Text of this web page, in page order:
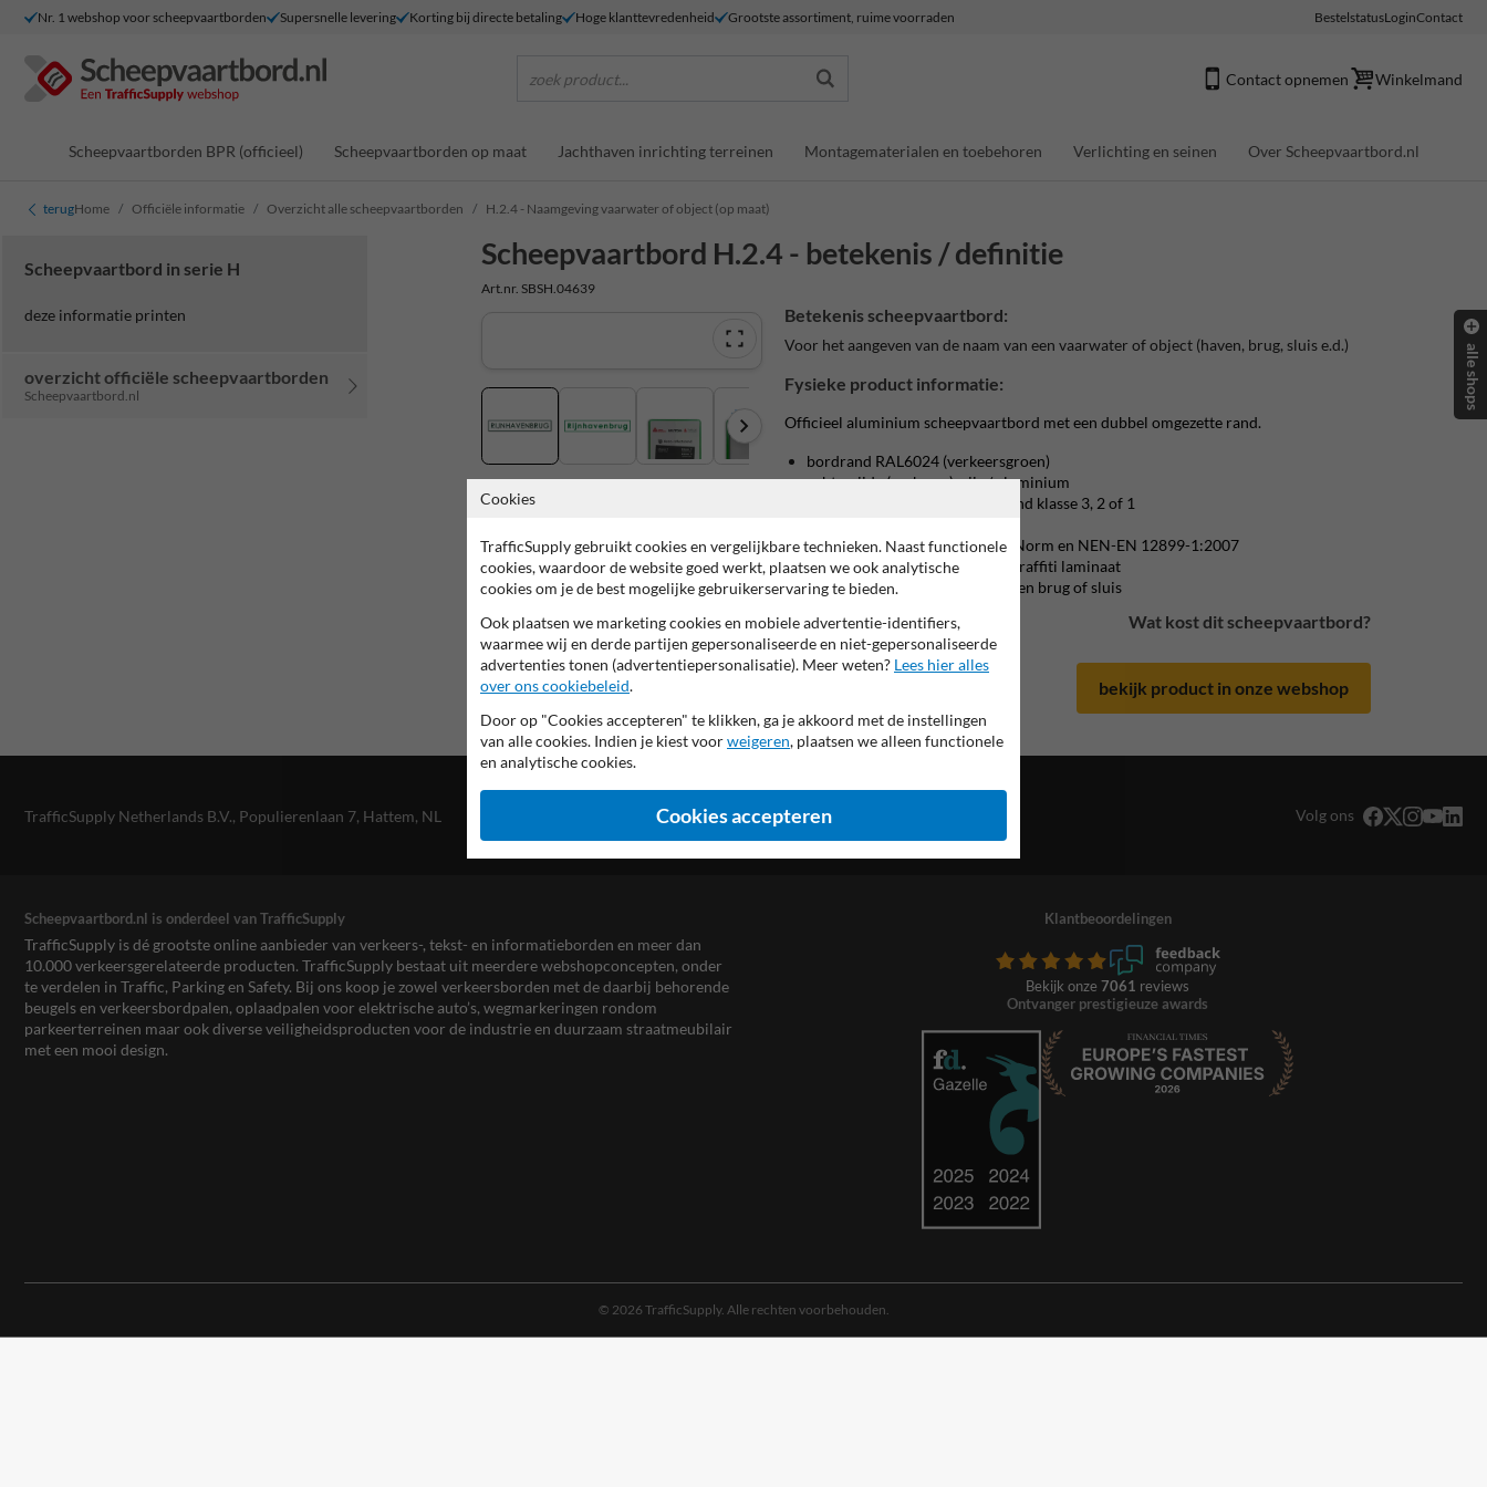
Nr. 1 webshop voor scheepvaartborden Supersnelle levering Korting bij directe betaling Hoge klanttevredenheid Grootste assortiment, ruime voorraden BestelstatusLoginContact
zoek product... Contact opnemen Winkelmand
Scheepvaartborden BPR (officieel) Scheepvaartborden op maat Jachthaven inrichting terreinen Montagematerialen en toebehoren Verlichting en seinen Over Scheepvaartbord.nl
terugHome Officiële informatie Overzicht alle scheepvaartborden H.2.4 - Naamgeving vaarwater of object (op maat)
Scheepvaartbord in serie H
deze informatie printen
overzicht officiële scheepvaartborden
Scheepvaartbord.nl
Scheepvaartbord H.2.4 - betekenis / definitie
Art.nr. SBSH.04639
Betekenis scheepvaartbord:
Voor het aangeven van de naam van een vaarwater of object (haven, brug, sluis e.d.)
Fysieke product informatie:
Officieel aluminium scheepvaartbord met een dubbel omgezette rand.
bordrand RAL6024 (verkeersgroen)
achterzijde (verkeers)grijs / aluminium
hoogwaardig (retro-)reflecterend klasse 3, 2 of 1
Productieproces conform CE-Norm en NEN-EN 12899-1:2007
voorzien van UV-werend anti-graffiti laminaat
opdruk met eigen tekst van haven brug of sluis
Wat kost dit scheepvaartbord?
bekijk product in onze webshop
TrafficSupply Netherlands B.V., Populierenlaan 7, Hattem, NL Volg ons
Scheepvaartbord.nl is onderdeel van TrafficSupply
TrafficSupply is dé grootste online aanbieder van verkeers-, tekst- en informatieborden en meer dan
10.000 verkeersgerelateerde producten. TrafficSupply bestaat uit meerdere webshopconcepten, onder
te verdelen in Traffic, Parking en Safety. Bij ons koop je zowel verkeersborden met de daarbij behorende
beugels en verkeersbordpalen, oplaadpalen voor elektrische auto’s, wegmarkeringen rondom
parkeerterreinen maar ook diverse veiligheidsproducten voor de industrie en duurzaam straatmeubilair
met een mooi design.
Klantbeoordelingen
Bekijk onze 7061 reviews
Ontvanger prestigieuze awards
© 2026 TrafficSupply. Alle rechten voorbehouden.
alle shops
Cookies
TrafficSupply gebruikt cookies en vergelijkbare technieken. Naast functionele
cookies, waardoor de website goed werkt, plaatsen we ook analytische
cookies om je de best mogelijke gebruikerservaring te bieden.
Ook plaatsen we marketing cookies en mobiele advertentie-identifiers,
waarmee wij en derde partijen gepersonaliseerde en niet-gepersonaliseerde
advertenties tonen (advertentiepersonalisatie). Meer weten? Lees hier alles
over ons cookiebeleid.
Door op "Cookies accepteren" te klikken, ga je akkoord met de instellingen
van alle cookies. Indien je kiest voorweigeren, plaatsen we alleen functionele
en analytische cookies.
Cookies accepteren